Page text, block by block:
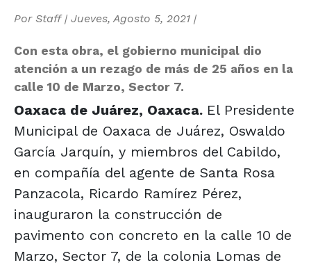
Por Staff| Jueves, Agosto 5, 2021 |
Con esta obra, el gobierno municipal dio
atención a un rezago de más de 25 años en la
calle 10 de Marzo, Sector 7.
Oaxaca de Juárez, Oaxaca. El Presidente
Municipal de Oaxaca de Juárez, Oswaldo
García Jarquín, y miembros del Cabildo,
en compañía del agente de Santa Rosa
Panzacola, Ricardo Ramírez Pérez,
inauguraron la construcción de
pavimento con concreto en la calle 10 de
Marzo, Sector 7, de la colonia Lomas de